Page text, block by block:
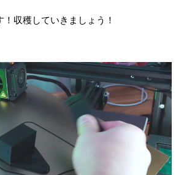
収穫していきましょう！